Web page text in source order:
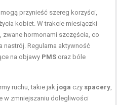
mogą przynieść szereg korzyści,
kobiet. W trakcie miesiączki
, zwane hormonami szczęścia, co
Regularna aktywność
na objawy PMS oraz bóle
ruchu, takie jak joga czy spacery,
w zmniejszaniu dolegliwości